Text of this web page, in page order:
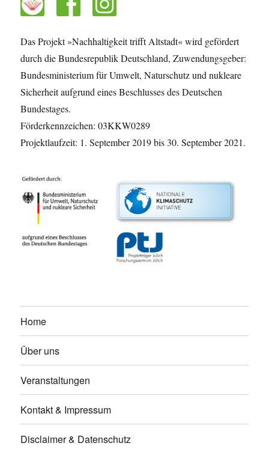
Das Projekt »Nachhaltigkeit trifft Altstadt« wird gefördert
durch die Bundesrepublik Deutschland, Zuwendungsgeber:
Bundesministerium für Umwelt, Naturschutz und nukleare
Sicherheit aufgrund eines Beschlusses des Deutschen
Bundestages.
Förderkennzeichen: 03KKW0289
Projektlaufzeit: 1. September 2019 bis 30. September 2021.
Home
Über uns
Veranstaltungen
Kontakt & Impressum
Disclaimer & Datenschutz